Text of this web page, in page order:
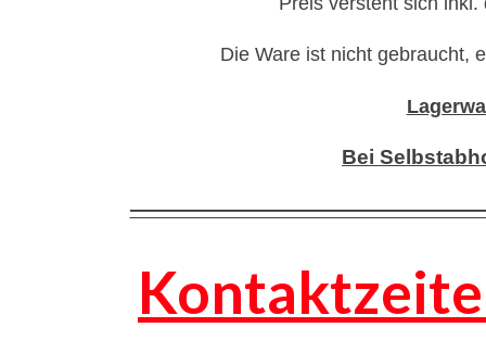
Die Ware ist nicht gebraucht,
Bei